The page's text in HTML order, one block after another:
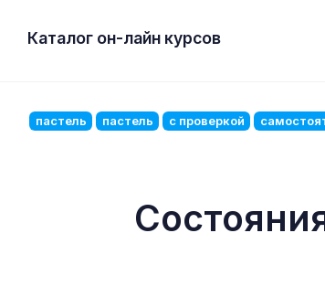
Каталог он-лайн курсов
пастель пастель с проверкой